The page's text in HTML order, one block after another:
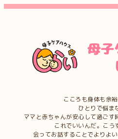
こころも身体も余裕
ひとりで悩ま
ママと赤ちゃんが安心して過ごす
これでいいんだ。こう
会ってお話することでよりよ